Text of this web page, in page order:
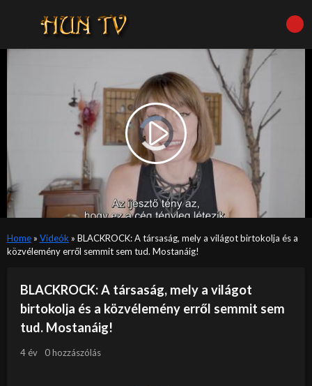
Video
Player
is
loading.Play
Video
Home» Videók » BLACKROCK: A társaság, mely a világot birtokolja és a
közvélemény erről semmit sem tud. Mostanáig!
BLACKROCK: A társaság, mely a világot
birtokolja és a közvélemény erről semmit sem
tud. Mostanáig!
4 év 0 hozzászólás